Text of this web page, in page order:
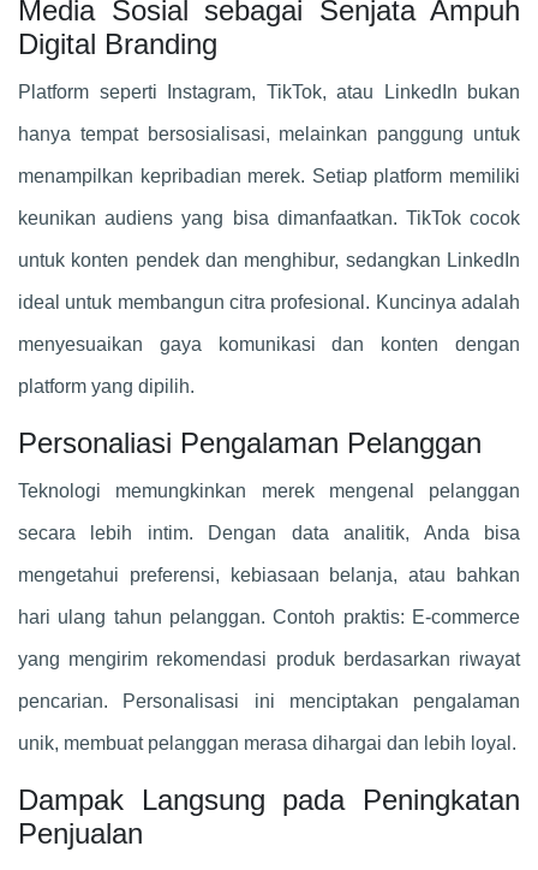
Media Sosial sebagai Senjata Ampuh
Digital Branding
Platform seperti Instagram, TikTok, atau LinkedIn bukan
hanya tempat bersosialisasi, melainkan panggung untuk
menampilkan kepribadian merek. Setiap platform memiliki
keunikan audiens yang bisa dimanfaatkan. TikTok cocok
untuk konten pendek dan menghibur, sedangkan LinkedIn
ideal untuk membangun citra profesional. Kuncinya adalah
menyesuaikan gaya komunikasi dan konten dengan
platform yang dipilih.
Personaliasi Pengalaman Pelanggan
Teknologi memungkinkan merek mengenal pelanggan
secara lebih intim. Dengan data analitik, Anda bisa
mengetahui preferensi, kebiasaan belanja, atau bahkan
hari ulang tahun pelanggan. Contoh praktis: E-commerce
yang mengirim rekomendasi produk berdasarkan riwayat
pencarian. Personalisasi ini menciptakan pengalaman
unik, membuat pelanggan merasa dihargai dan lebih loyal.
Dampak Langsung pada Peningkatan
Penjualan